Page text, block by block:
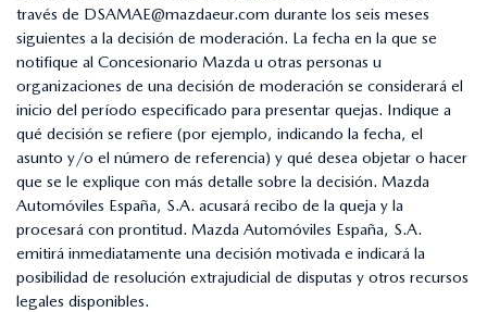
través de DSAMAE@mazdaeur.com durante los seis meses
siguientes a la decisión de moderación. La fecha en la que se
notifique al Concesionario Mazda u otras personas u
organizaciones de una decisión de moderación se considerará el
inicio del período especificado para presentar quejas. Indique a
qué decisión se refiere (por ejemplo, indicando la fecha, el
asunto y/o el número de referencia) y qué desea objetar o hacer
que se le explique con más detalle sobre la decisión. Mazda
Automóviles España, S.A. acusará recibo de la queja y la
procesará con prontitud. Mazda Automóviles España, S.A.
emitirá inmediatamente una decisión motivada e indicará la
posibilidad de resolución extrajudicial de disputas y otros recursos
legales disponibles.